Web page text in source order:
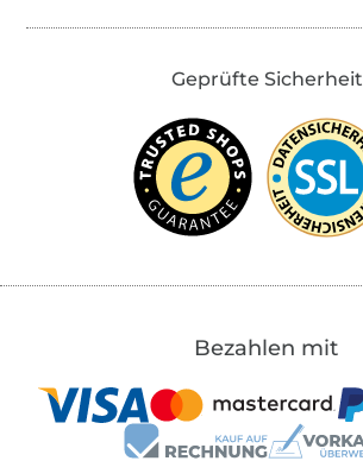
Geprüfte Sicherheit
Bezahlen mit